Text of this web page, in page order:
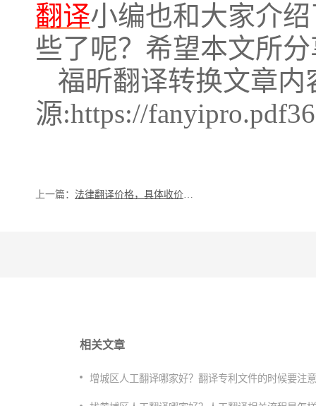
翻译小编也和大家介
些了呢？希望本文所
福昕翻译转换文章内
源:https://
上一篇： 法律翻译价格，具体收价标准
相关文章
增城区人工翻译哪家好？翻译专利文件的时候要注